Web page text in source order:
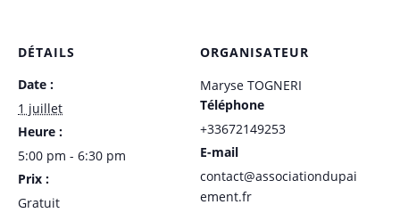
DÉTAILS
Date :
1 juillet
Heure :
5:00 pm - 6:30 pm
Prix :
Gratuit
ORGANISATEUR
Maryse TOGNERI
Téléphone
+33672149253
E-mail
contact@associationdupai
ement.fr